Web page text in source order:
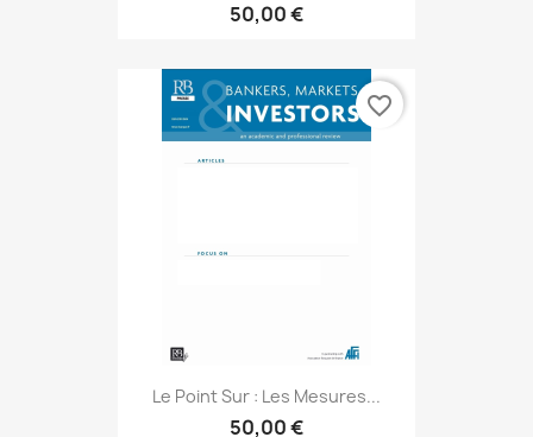
50,00 €
Le Point Sur : Les Mesures...
50,00 €
favorite_border